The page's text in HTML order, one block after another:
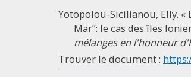
Yotopolou-Sicilianou, Elly. «
Mar”: le cas des îles
mélanges en l'honneur
Trouver le document :